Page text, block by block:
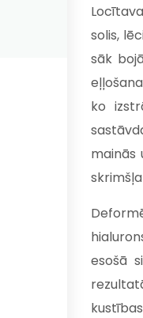
solis,
sāk
ko
mainās
esošā